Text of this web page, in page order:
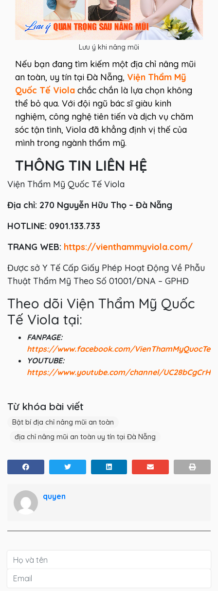
Lưu ý khi nâng mũi
Nếu bạn đang tìm kiếm một địa chỉ nâng mũi
an toàn, uy tín tại Đà Nẵng, Viện Thẩm Mỹ
Quốc Tế Viola chắc chắn là lựa chọn không
thể bỏ qua. Với đội ngũ bác sĩ giàu kinh
nghiệm, công nghệ tiên tiến và dịch vụ chăm
sóc tận tình, Viola đã khẳng định vị thế của
mình trong ngành thẩm mỹ.
THÔNG TIN LIÊN HỆ
Viện Thẩm Mỹ Quốc Tế Viola
Địa chỉ: 270 Nguyễn Hữu Thọ – Đà Nẵng
HOTLINE: 0901.133.733
TRANG WEB: https://vienthammyviola.com/
Được sở Y Tế Cấp Giấy Phép Hoạt Động Về Phẫu
Thuật Thẩm Mỹ Theo Số 01001/ĐNA – GPHĐ
Theo dõi Viện Thẩm Mỹ Quốc
Tế Viola tại:
FANPAGE:
https://www.facebook.com/
YOUTUBE:
https://www.youtube.com/channel/
Từ khóa bài viết
Bật bí địa chỉ nâng mũi an toàn
địa chỉ nâng mũi an toàn uy tín tại Đà Nẵng
quyen